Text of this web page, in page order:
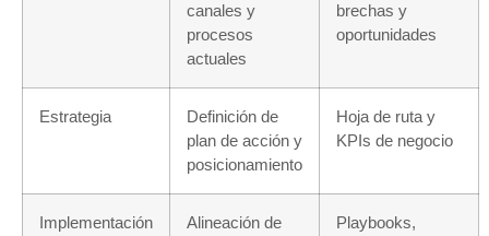
canales y
procesos
actuales
brechas y
oportunidades
Estrategia
Definición de
plan de acción y
posicionamiento
Hoja de ruta y
KPIs de negocio
Implementación
Alineación de
Playbooks,